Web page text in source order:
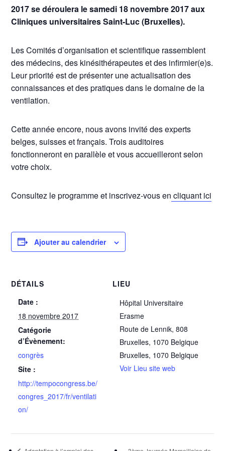
2017 se déroulera le samedi 18 novembre 2017 aux
Cliniques universitaires Saint-Luc (Bruxelles).
Les Comités d’organisation et scientifique rassemblent
des médecins, des kinésithérapeutes et des infirmier(e)s.
Leur priorité est de présenter une actualisation des
connaissances et des pratiques dans le domaine de la
ventilation.
Cette année encore, nous avons invité des experts
belges, suisses et français. Trois auditoires
fonctionneront en parallèle et vous accueilleront selon
votre choix.
Consultez le programme et inscrivez-vous en cliquant ici
Ajouter au calendrier
DÉTAILS
Date :
18 novembre 2017
Catégorie
d’Évènement:
congrès
Site :
http://tempocongress.be/
congres_2017/fr/ventilati
on/
LIEU
Hôpital Universitaire
Erasme
Route de Lennik, 808
Bruxelles, 1070 Belgique
Bruxelles, 1070 Belgique
Voir Lieu site web